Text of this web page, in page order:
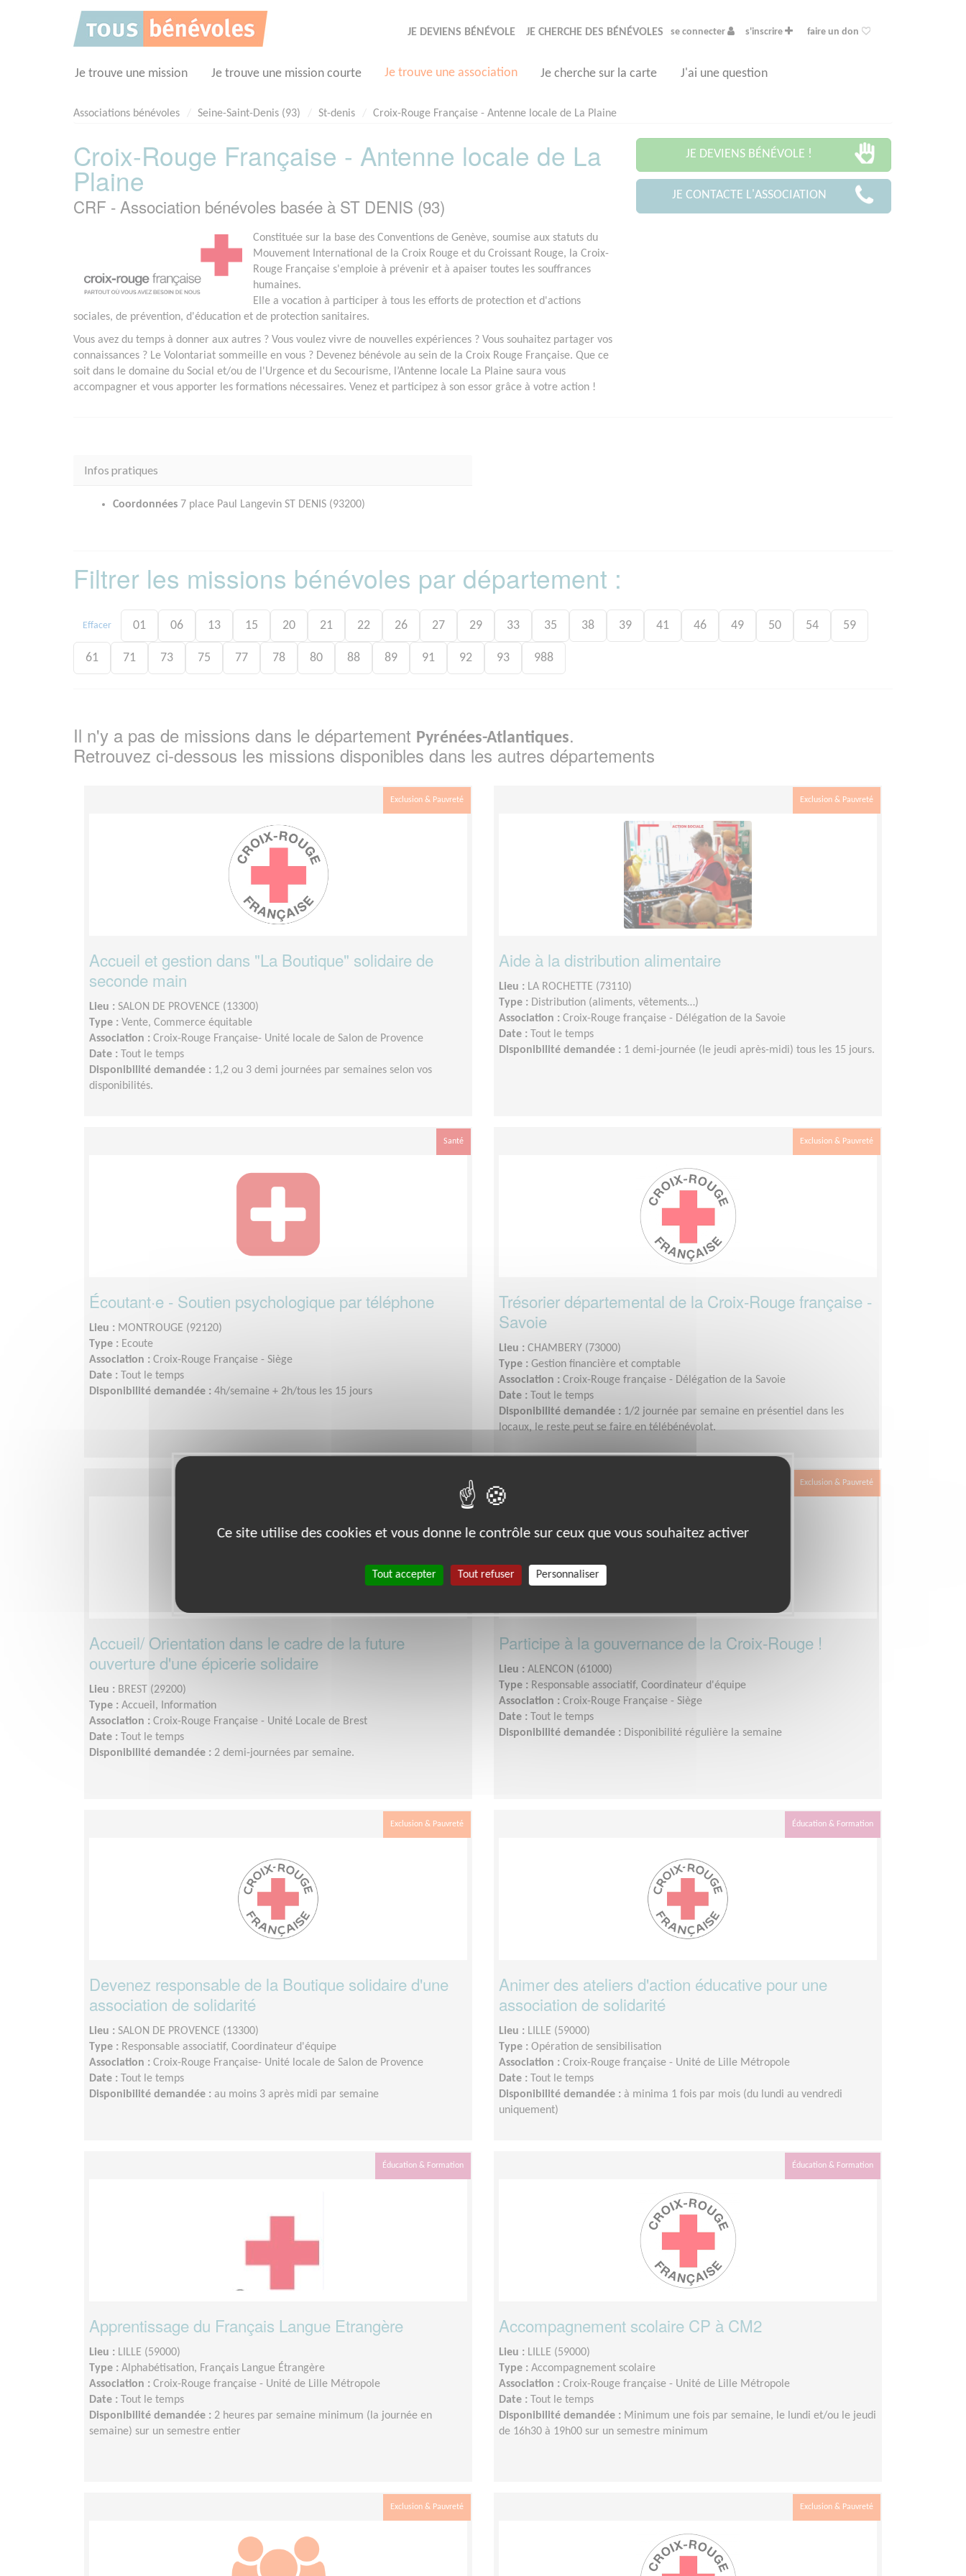
JE DEVIENS BÉNÉVOLE JE CHERCHE DES BÉNÉVOLES se connecter s'inscrire faire un don
Je trouve une mission Je trouve une mission courte Je trouve une association Je cherche sur la carte J'ai une question
Associations bénévoles Seine-Saint-Denis (93) St-denis Croix-Rouge Française - Antenne locale de La Plaine
Croix-Rouge Française - Antenne locale de La
Plaine
CRF - Association bénévoles basée à ST DENIS (93)
Constituée sur la base des Conventions de Genève, soumise aux statuts du
Mouvement International de la Croix Rouge et du Croissant Rouge, la Croix-
Rouge Française s'emploie à prévenir et à apaiser toutes les souffrances
humaines.
Elle a vocation à participer à tous les efforts de protection et d'actions
sociales, de prévention, d'éducation et de protection sanitaires.
Vous avez du temps à donner aux autres ? Vous voulez vivre de nouvelles expériences ? Vous souhaitez partager vos
connaissances ? Le Volontariat sommeille en vous ? Devenez bénévole au sein de la Croix Rouge Française. Que ce
soit dans le domaine du Social et/ou de l'Urgence et du Secourisme, l’Antenne locale La Plaine saura vous
accompagner et vous apporter les formations nécessaires. Venez et participez à son essor grâce à votre action !
JE DEVIENS BÉNÉVOLE !
JE CONTACTE L'ASSOCIATION
Infos pratiques
Coordonnées 7 place Paul Langevin ST DENIS (93200)
Filtrer les missions bénévoles par département :
Effacer 01 06 13 15 20 21 22 26 27 29 33 35 38 39 41 46 49 50 54 59
61 71 73 75 77 78 80 88 89 91 92 93 988
Il n'y a pas de missions dans le département Pyrénées-Atlantiques.
Retrouvez ci-dessous les missions disponibles dans les autres départements
Exclusion & Pauvreté
Accueil et gestion dans "La Boutique" solidaire de
seconde main
Lieu : SALON DE PROVENCE (13300)
Type : Vente, Commerce équitable
Association : Croix-Rouge Française- Unité locale de Salon de Provence
Date :
Tout le temps
Disponibilité demandée : 1,2 ou 3 demi journées par semaines selon vos
disponibilités.
Exclusion & Pauvreté
Aide à la distribution alimentaire
Lieu : LA ROCHETTE (73110)
Type : Distribution (aliments, vêtements…)
Association : Croix-Rouge française - Délégation de la Savoie
Date :
Tout le temps
Disponibilité demandée : 1 demi-journée (le jeudi après-midi) tous les 15 jours.
Santé
Écoutant·e - Soutien psychologique par téléphone
Lieu : MONTROUGE (92120)
Type : Ecoute
Association : Croix-Rouge Française - Siège
Date :
Tout le temps
Disponibilité demandée : 4h/semaine + 2h/tous les 15 jours
Exclusion & Pauvreté
Trésorier départemental de la Croix-Rouge française -
Savoie
Lieu : CHAMBERY (73000)
Type : Gestion financière et comptable
Association : Croix-Rouge française - Délégation de la Savoie
Date :
Tout le temps
Disponibilité demandée : 1/2 journée par semaine en présentiel dans les
locaux, le reste peut se faire en télébénévolat.
Accueil/ Orientation dans le cadre de la future
ouverture d'une épicerie solidaire
Lieu : BREST (29200)
Type : Accueil, Information
Association : Croix-Rouge Française - Unité Locale de Brest
Date :
Tout le temps
Disponibilité demandée : 2 demi-journées par semaine.
Exclusion & Pauvreté
Participe à la gouvernance de la Croix-Rouge !
Lieu : ALENCON (61000)
Type : Responsable associatif, Coordinateur d'équipe
Association : Croix-Rouge Française - Siège
Date :
Tout le temps
Disponibilité demandée : Disponibilité régulière la semaine
Exclusion & Pauvreté
Devenez responsable de la Boutique solidaire d'une
association de solidarité
Lieu : SALON DE PROVENCE (13300)
Type : Responsable associatif, Coordinateur d'équipe
Association : Croix-Rouge Française- Unité locale de Salon de Provence
Date :
Tout le temps
Disponibilité demandée : au moins 3 après midi par semaine
Éducation & Formation
Animer des ateliers d'action éducative pour une
association de solidarité
Lieu : LILLE (59000)
Type : Opération de sensibilisation
Association : Croix-Rouge française - Unité de Lille Métropole
Date :
Tout le temps
Disponibilité demandée : à minima 1 fois par mois (du lundi au vendredi
uniquement)
Éducation & Formation
Apprentissage du Français Langue Etrangère
Lieu : LILLE (59000)
Type : Alphabétisation, Français Langue Étrangère
Association : Croix-Rouge française - Unité de Lille Métropole
Date :
Tout le temps
Disponibilité demandée : 2 heures par semaine minimum (la journée en
semaine) sur un semestre entier
Éducation & Formation
Accompagnement scolaire CP à CM2
Lieu : LILLE (59000)
Type : Accompagnement scolaire
Association : Croix-Rouge française - Unité de Lille Métropole
Date :
Tout le temps
Disponibilité demandée : Minimum une fois par semaine, le lundi et/ou le jeudi
de 16h30 à 19h00 sur un semestre minimum
Exclusion & Pauvreté Exclusion & Pauvreté
Ce site utilise des cookies et vous donne le contrôle sur ceux que vous souhaitez activer
Tout accepter Tout refuser Personnaliser